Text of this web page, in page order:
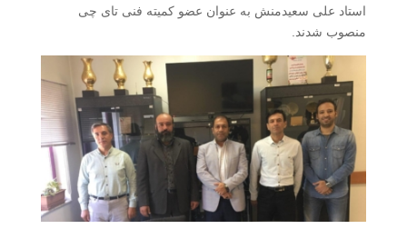
استاد على سعیدمنش به عنوان عضو کمیته فنى تاى چى
منصوب شدند.